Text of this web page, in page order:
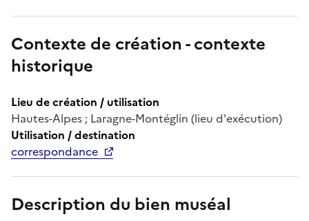
Contexte de création - contexte
historique
Lieu de création / utilisation
Hautes-Alpes ; Laragne-Montéglin (lieu d'exécution)
Utilisation / destination
correspondance
Description du bien muséal